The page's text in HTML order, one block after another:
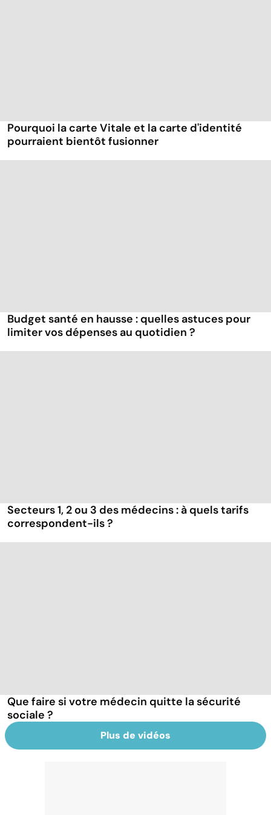
Pourquoi la carte Vitale et la carte d'identité
pourraient bientôt fusionner
Budget santé en hausse : quelles astuces pour
limiter vos dépenses au quotidien ?
Secteurs 1, 2 ou 3 des médecins : à quels tarifs
correspondent-ils ?
Que faire si votre médecin quitte la sécurité
sociale ?
Plus de vidéos